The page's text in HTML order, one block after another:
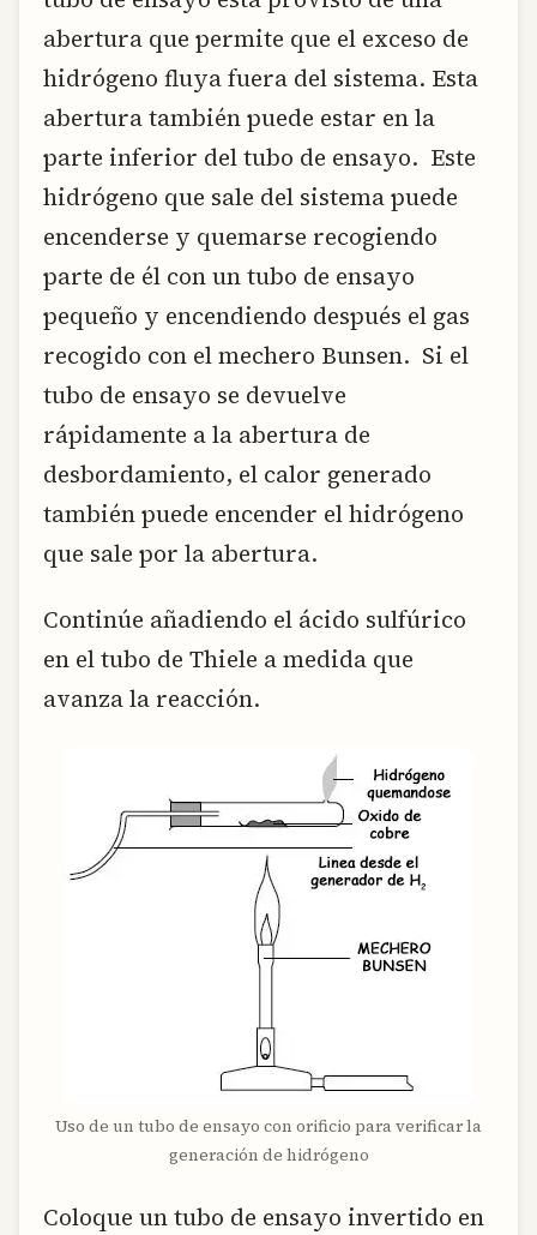
abertura que permite que el exceso de
hidrógeno fluya fuera del sistema. Esta
abertura también puede estar en la
parte inferior del tubo de ensayo. Este
hidrógeno que sale del sistema puede
encenderse y quemarse recogiendo
parte de él con un tubo de ensayo
pequeño y encendiendo después el gas
recogido con el mechero Bunsen. Si el
tubo de ensayo se devuelve
rápidamente a la abertura de
desbordamiento, el calor generado
también puede encender el hidrógeno
que sale por la abertura.
Continúe añadiendo el ácido sulfúrico
en el tubo de Thiele a medida que
avanza la reacción.
Uso de un tubo de ensayo con orificio para verificar la
generación de hidrógeno
Coloque un tubo de ensayo invertido en